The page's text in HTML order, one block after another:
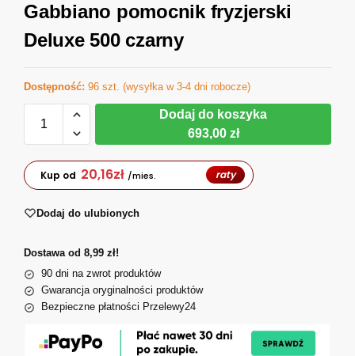
Gabbiano pomocnik fryzjerski
Deluxe 500 czarny
Dostępność: 96 szt. (wysyłka w 3-4 dni robocze)
Dodaj do koszyka
693,00 zł
Kup od 20,16zł /mies. raty
Dodaj do ulubionych
Dostawa od 8,99 zł!
90 dni na zwrot produktów
Gwarancja oryginalności produktów
Bezpieczne płatności Przelewy24